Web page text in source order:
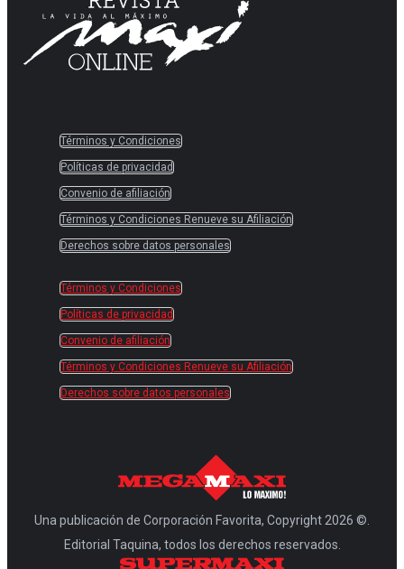
Términos y Condiciones
Políticas de privacidad
Convenio de afiliación
Términos y Condiciones Renueve su Afiliación
Derechos sobre datos personales
Términos y Condiciones
Políticas de privacidad
Convenio de afiliación
Términos y Condiciones Renueve su Afiliación
Derechos sobre datos personales
Una publicación de Corporación Favorita, Copyright 2026 ©.
Editorial Taquina, todos los derechos reservados.